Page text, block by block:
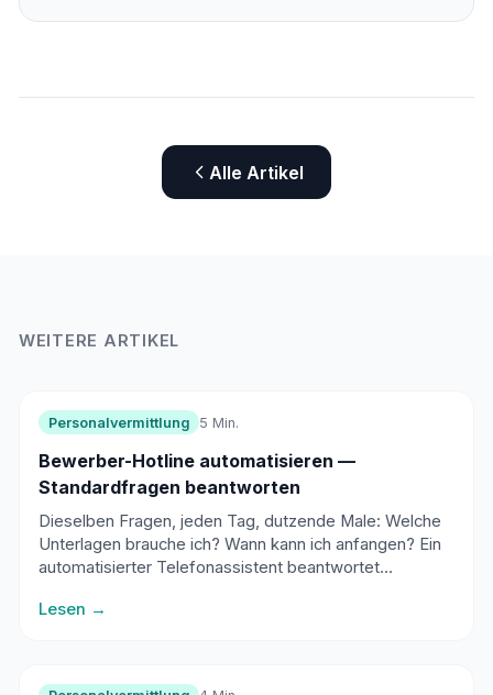
Alle Artikel
WEITERE ARTIKEL
Personalvermittlung 5 Min.
Bewerber-Hotline automatisieren —
Standardfragen beantworten
Dieselben Fragen, jeden Tag, dutzende Male: Welche
Unterlagen brauche ich? Wann kann ich anfangen? Ein
automatisierter Telefonassistent beantwortet
Vermittlung.
Lesen →